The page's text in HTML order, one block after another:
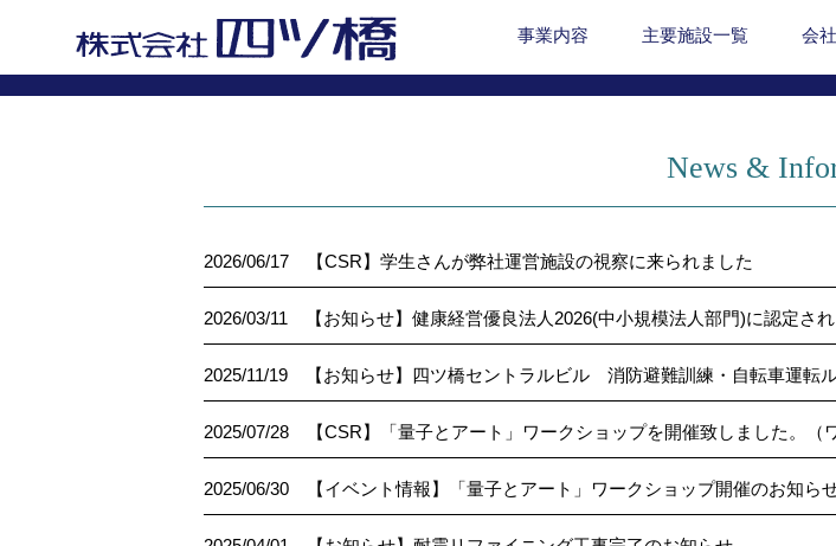
事業内容 主要施設一覧 会
News &
2026/06/17 【CSR】学生さんが弊社運営施設の視察に来られました
2026/03/11 【お知らせ】健康経営優良法人2026(中小規模法人部門)に認定さ
2025/11/19 【お知らせ】四ツ橋セントラルビル 消防避難訓練・自転車運転
2025/07/28 【CSR】「量子とアート」ワークショップを開催致しました。（
2025/06/30 【イベント情報】「量子とアート」ワークショップ開催のお知ら